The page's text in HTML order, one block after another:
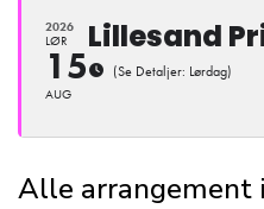
2026
LØR
15
AUG
Lillesand
(Se Detaljer: Lørdag)
Alle arrangement